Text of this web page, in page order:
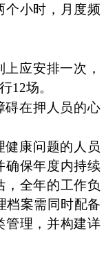
个小时，月度频
应安排一次，
12场。
碍在押人员的心
健康问题的人员
确保年度内持续
，全年的工作负
档案需同时配备
管理，并构建详